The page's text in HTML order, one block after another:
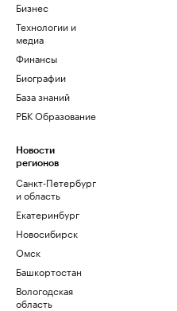
Бизнес
Технологии и
медиа
Финансы
Биографии
База знаний
РБК Образование
Новости
регионов
Санкт-Петербург
и область
Екатеринбург
Новосибирск
Омск
Башкортостан
Вологодская
область